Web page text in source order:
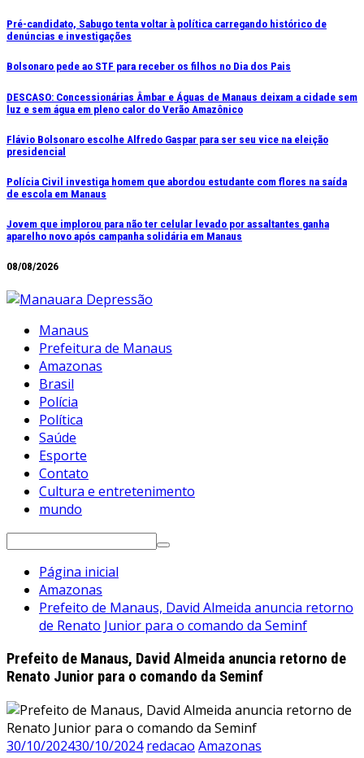
Ir
para
o
Pré-candidato, Sabugo tenta voltar à política carregando histórico de
denúncias e investigações
Bolsonaro pede ao STF para receber os filhos no Dia dos Pais
DESCASO: Concessionárias Âmbar e Águas de Manaus deixam a cidade sem
luz e sem água em pleno calor do Verão Amazônico
Flávio Bolsonaro escolhe Alfredo Gaspar para ser seu vice na eleição
presidencial
Polícia Civil investiga homem que abordou estudante com flores na saída
de escola em Manaus
Jovem que implorou para não ter celular levado por assaltantes ganha
aparelho novo após campanha solidária em Manaus
08/08/2026
Manaus
Prefeitura de Manaus
Amazonas
Brasil
Polícia
Política
Saúde
Esporte
Contato
Cultura e entretenimento
mundo
Pesquisar
Página inicial
Amazonas
Prefeito de Manaus, David Almeida anuncia retorno
de Renato Junior para o comando da Seminf
Prefeito de Manaus, David Almeida anuncia retorno de
Renato Junior para o comando da Seminf
30/10/202430/10/2024 redacao Amazonas